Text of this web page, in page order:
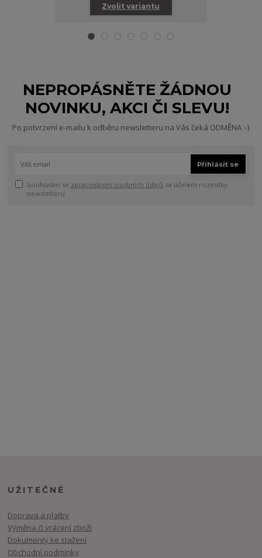
Zvolit variantu
NEPROPÁSNĚTE ŽÁDNOU
NOVINKU, AKCI ČI SLEVU!
Po potvrzení e-mailu k odběru newsletteru na Vás čeká ODMĚNA :-)
Přihlásit se
Souhlasím se zpracováním osobních údajů za účelem rozesílky
newsletteru.
UŽITEČNÉ
Doprava a platby
Výměna či vrácení zboží
Dokumenty ke stažení
Obchodní podmínky